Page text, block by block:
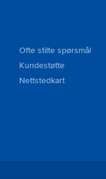
Ofte stilte spørsmål
Kundestøtte
Nettstedkart